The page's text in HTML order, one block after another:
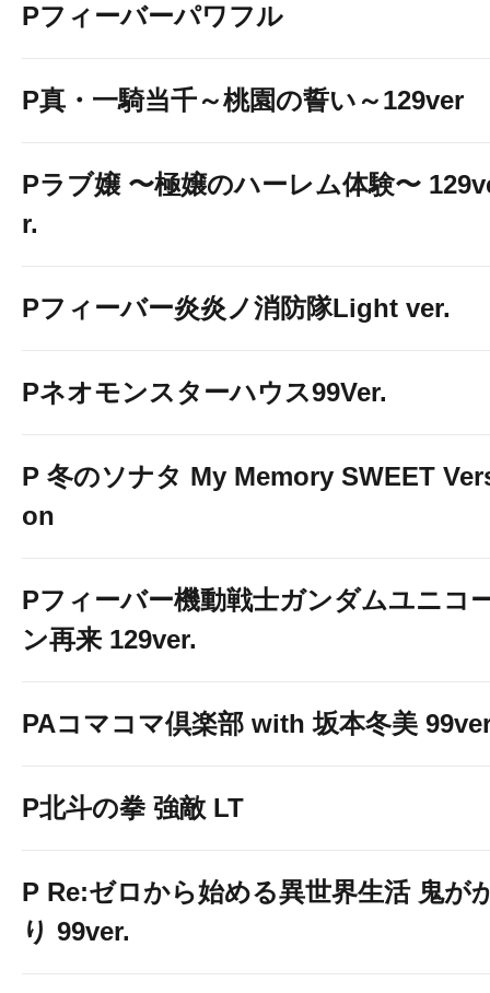
Pフィーバーパワフル
P真・一騎当千～桃園の誓い～129ver
Pラブ嬢 〜極嬢のハーレム体験〜
r.
Pフィーバー炎炎ノ消防隊Light ver.
Pネオモンスターハウス99Ver.
P 冬のソナタ My Memory SWEET
on
Pフィーバー機動戦士ガンダムユニコ
ン再来 129ver.
PAコマコマ倶楽部 with 坂本冬美
P北斗の拳 強敵 LT
P Re:ゼロから始める異世界生活 鬼が
り 99ver.